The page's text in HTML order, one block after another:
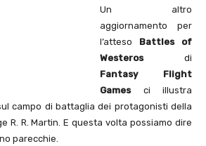
Un altro
aggiornamento per
l’atteso Battles of
Westeros
di
Fantasy Flight
Games
ci illustra
campo di battaglia dei protagonisti della
R. R. Martin. E questa volta possiamo dire
parecchie.